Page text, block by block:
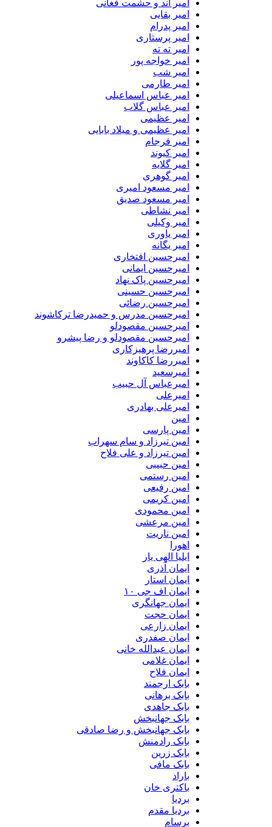
امیر اند و حشمت فغانی
امیر بقایی
امیر پدرام
امیر پرستاری
امیر ته ته
امیر خواجه پور
امیر شب
امیر طارمی
امیر عباس اسماعیلی
امیر عباس گلاب
امیر عظیمی
امیر عظیمی و میلاد بابایی
امیر فرجام
امیر کیوند
امیر گلایه
امیر گوهری
امیر مسعود امیری
امیر مسعود صدیق
امیر نشاطی
امیر وکیلی
امیر یاوری
امیر یگانه
امیرحسین افتخاری
امیرحسین ایمانی
امیرحسین پاک نهاد
امیرحسین حسینی
امیرحسین رضائی
امیرحسین مدرس و حمیدرضا ترکاشوند
امیرحسین مقصودلو
امیرحسین مقصودلو و رضا پیشرو
امیررضا پرهیزکاری
امیررضا کاکاوند
امیرسعید
امیرعباس آل حبیب
امیرعلی
امیرعلی بهادری
امین پارسی
امین تیرزاد و سام سهراب
امین تیرزاد و علی فلاح
امین حبیبی
امین رستمی
امین رفیعی
امین کریمی
امین محمودی
امین مرعشی
امین ناریت
ایلیا الهی یار
ایمان آذری
ایمان استار
ایمان اف جی ۱۰
ایمان جهانگری
ایمان حجت
ایمان زارعی
ایمان صفدری
ایمان عبدالله خانی
ایمان غلامی
ایمان فلاح
بابک ارجمند
بابک برهانی
بابک جاهدی
بابک جهانبخش
بابک جهانبخش و رضا صادقی
بابک رادمنش
بابک زرین
بابک مافی
باکتری خان
بردیا مقدم